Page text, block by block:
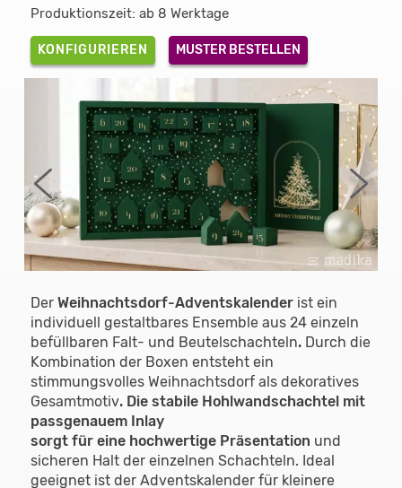
Produktionszeit: ab 8 Werktage
KONFIGURIEREN MUSTER BESTELLEN
Der Weihnachtsdorf-Adventskalender ist ein
individuell gestaltbares Ensemble aus 24 einzeln
befüllbaren Falt- und Beutelschachteln. Durch die
Kombination der Boxen entsteht ein
stimmungsvolles Weihnachtsdorf als dekoratives
Gesamtmotiv. Die stabile Hohlwandschachtel mit
passgenauem Inlay
sorgt für eine hochwertige Präsentation und
sicheren Halt der einzelnen Schachteln. Ideal
geeignet ist der Adventskalender für kleinere